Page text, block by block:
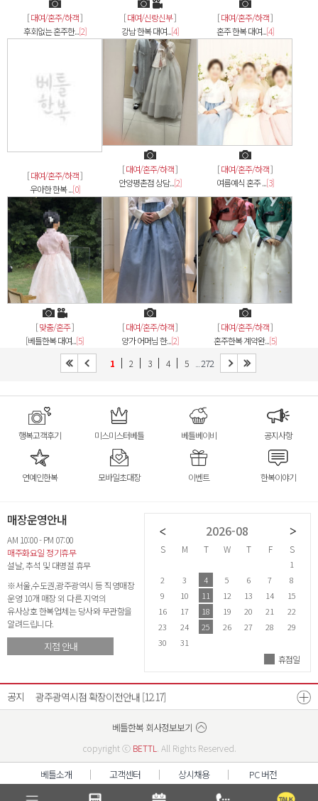
[대여/혼주/하객]
후회없는 혼주한...[2]
[대여/신랑신부]
강남 한복 대여...[4]
[대여/혼주/하객]
혼주 한복 대여...[4]
[대여/혼주/하객]
우아한 한복 ...[0]
[대여/혼주/하객]
안양평촌점 상담...[2]
[대여/혼주/하객]
여름예식 혼주 ...[3]
[맞춤/혼주]
[베틀한복 대여...[5]
[대여/혼주/하객]
양가 어머님 한...[2]
[대여/혼주/하객]
혼주한복 계약완...[5]
1
2 3 4 5 ... 272
행복고객후기 미스미스터베틀 베틀베이비 공지사항
연예인한복 모바일초대장 이벤트 한복이야기
매장운영안내
AM 10:00 - PM 07:00
매주화요일 정기휴무
설날, 추석 및 대명절 휴무
※서울,수도권,광주광역시 등 직영매장
운영 10개 매장 외 다른 지역의
유사상호 한복업체는 당사와 무관함을
알려드립니다.
지점 안내
2026-07
S M T W
1
5
7 8 9 10
12
13 14 15 16
19
20 21 22 23 24
26
27 28
2026-08
S M T W T F S
1
2
3 4 5 6 7
8
9
10 11 12 13 14
15
16
17 18 19 20 21
22
23
24 25 26 27 28
29
30
31
휴점일
공지
[07.21]
[06.22]
광주광역시점 확장이전안내 [12.17]
베스트리워드 선정자 발표[07.18]
베틀한복 매장운영시간 변경안내 [12.26]
베틀한복 회사정보보기
copyright ⓒ BETTL . All Rights Reserved.
베틀소개 고객센터 상시채용 PC 버전